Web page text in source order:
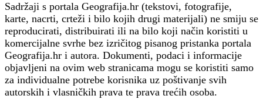
Sadržaji s portala Geografija.hr (tekstovi, fotografije,
karte, nacrti, crteži i bilo kojih drugi materijali) ne smiju se
reproducirati, distribuirati ili na bilo koji način koristiti u
komercijalne svrhe bez izričitog pisanog pristanka portala
Geografija.hr i autora. Dokumenti, podaci i informacije
objavljeni na ovim web stranicama mogu se koristiti samo
za individualne potrebe korisnika uz poštivanje svih
autorskih i vlasničkih prava te prava trećih osoba.